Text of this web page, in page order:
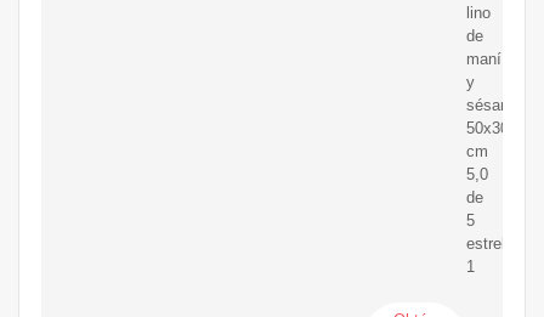
lino
de
maní
y
sésamo,
50x30x18
cm
5,0
de
5
estrellas
1